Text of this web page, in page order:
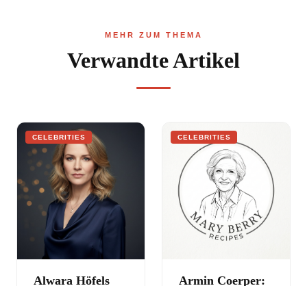
MEHR ZUM THEMA
Verwandte Artikel
CELEBRITIES
Alwara Höfels
CELEBRITIES
Armin Coerper: